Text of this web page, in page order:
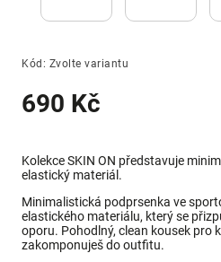
Kód: Zvolte variantu
690 Kč
Kolekce SKIN ON představuje
elastický materiál.
Minimalistická podprsenka ve
elastického materiálu, který se
oporu. Pohodlný, clean kousek pro
zakomponuješ do outfitu.